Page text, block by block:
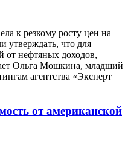
к резкому росту цен на
утверждать, что для
от нефтяных доходов,
Ольга Мошкина, младший
агентства «Эксперт
от американской